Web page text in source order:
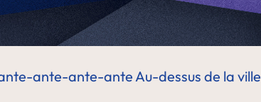
ante-ante-ante Au-dessus de la ville